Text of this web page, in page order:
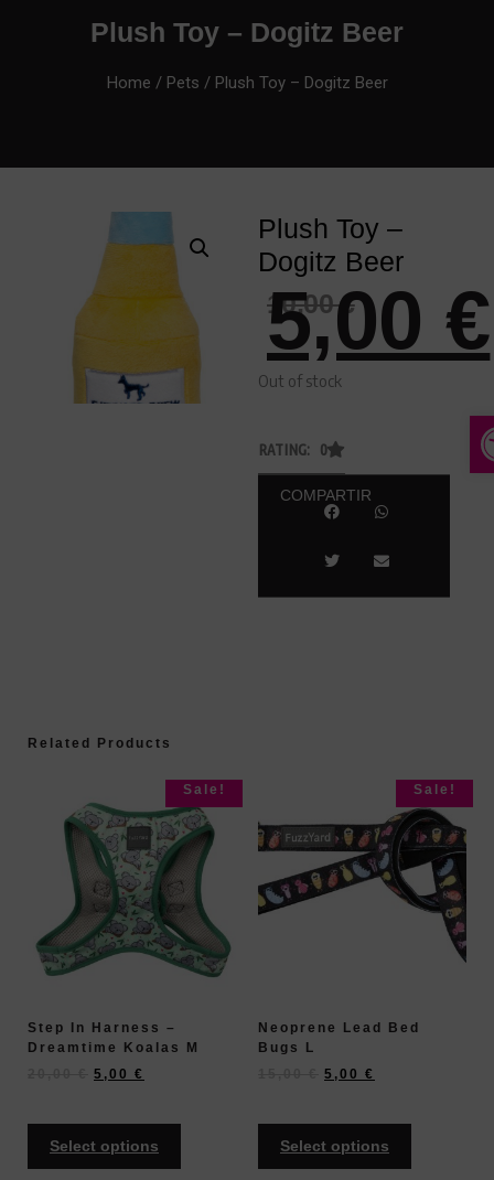
Plush Toy – Dogitz Beer
Home / Pets / Plush Toy – Dogitz Beer
Plush Toy –
Dogitz Beer
10,00€
5,00 €
Out of stock
RATING: 0
COMPARTIR
Related Products
Sale!
Step In Harness –
Dreamtime Koalas M
5,00 €
Select options
Sale!
Neoprene Lead Bed
Bugs L
5,00 €
Select options